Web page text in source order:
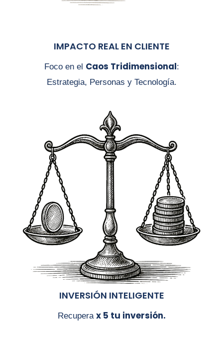
IMPACTO REAL EN CLIENTE
Foco en el Caos Tridimensional:
Estrategia, Personas y Tecnología.
INVERSIÓN INTELIGENTE
Recupera x 5 tu inversión.